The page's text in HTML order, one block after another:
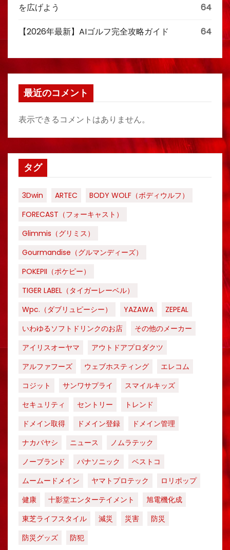
を広げよう
64
【2026年最新】AIゴルフ完全攻略ガイド 64
最近のコメント
表示できるコメントはありません。
タグ
3Dwin ARTEC
BODY WOLF（ボディウルフ）
FORECAST（フォーキャスト）
Glimmis（グリミス）
Gourmandise（グルマンディーズ）
POKEPII（ポケピー）
TIGER LABEL（タイガーレーベル）
Wpc.（ダブリュピーシー）
YAZAWA
ZEPEAL
いわゆるソフトドリンクのお店
その他のメーカー
アイリスオーヤマ
アウトドアプロダクツ
アルファフーズ
ウェブホスティング
エレコム
コジット
サンワサプライ
スマイルキッズ
セキュリティ
セントリー
トレンド
ドメイン取得
ドメイン登録
ドメイン管理
ナカバヤシ
ニュース
ノムラテック
ノーブランド
パナソニック
ベストコ
ムームードメイン
ヤマトプロテック
ロリポップ
健康
十影堂エンターテイメント
旭電機化成
東芝ライフスタイル
減災 災害
防災
防災グッズ
防犯